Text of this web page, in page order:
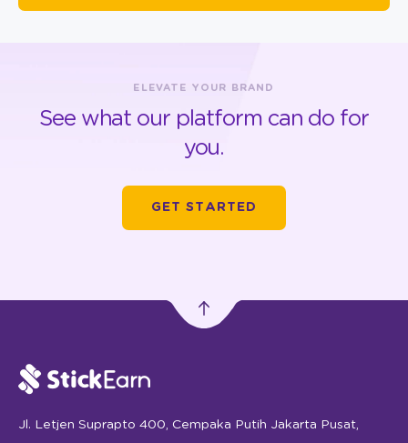
ELEVATE YOUR BRAND
See what our platform can do for
you.
GET STARTED
Jl. Letjen Suprapto 400, Cempaka Putih Jakarta Pusat,